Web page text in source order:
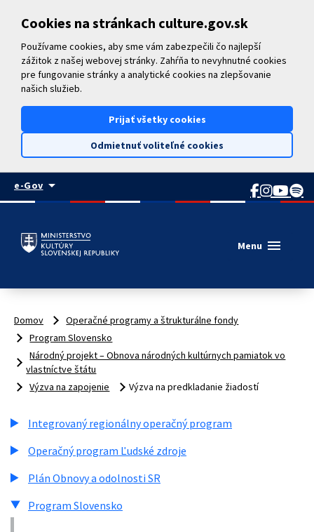
Cookies na stránkach culture.gov.sk
Používame cookies, aby sme vám zabezpečili čo najlepší
zážitok z našej webovej stránky. Zahŕňa to nevyhnutné cookies
pre fungovanie stránky a analytické cookies na zlepšovanie
našich služieb.
Prijať všetky cookies
Odmietnuť voliteľné cookies
e-Govarrow_drop_down
Menu menu
Domov
Operačné programy a štrukturálne fondy
Program Slovensko
Národný projekt – Obnova národných kultúrnych pamiatok vo
vlastníctve štátu
Výzva na zapojenie
Výzva na predkladanie žiadostí
Integrovaný regionálny operačný program
Operačný program Ľudské zdroje
Plán Obnovy a odolnosti SR
Program Slovensko